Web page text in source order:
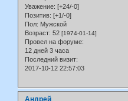
Уважение: [+24/-0]
Позитив: [+1/-0]
Пол: Мужской
Возраст: 52 [1974-01-14]
Провел на форуме:
12 дней 3 часа
Последний визит:
2017-10-12 22:57:03
Андрей